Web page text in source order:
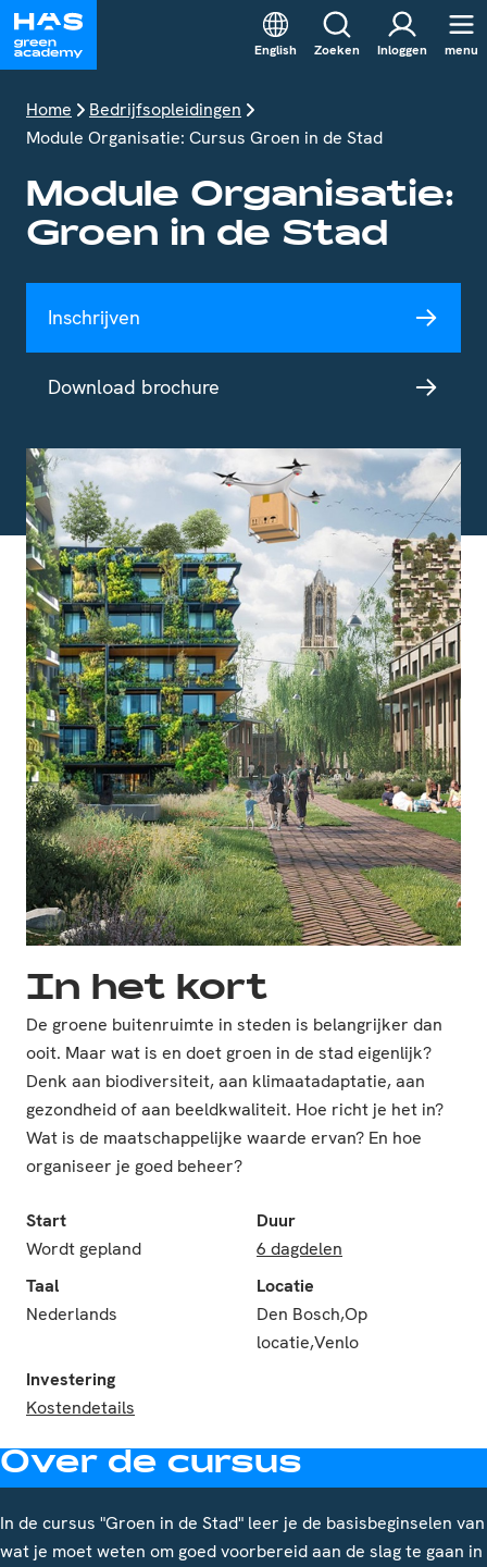
English Zoeken Inloggen menu
Home
Bedrijfsopleidingen
Module Organisatie: Cursus Groen in de Stad
Module Organisatie:
Groen in de Stad
Inschrijven
Download brochure
In het kort
De groene buitenruimte in steden is belangrijker dan
ooit. Maar wat is en doet groen in de stad eigenlijk?
Denk aan biodiversiteit, aan klimaatadaptatie, aan
gezondheid of aan beeldkwaliteit. Hoe richt je het in?
Wat is de maatschappelijke waarde ervan? En hoe
organiseer je goed beheer?
Start
Wordt gepland
Duur
6 dagdelen
Taal
Nederlands
Locatie
Den Bosch,Op
locatie,Venlo
Investering
Kostendetails
Over de cursus
In de cursus "Groen in de Stad" leer je de basisbeginselen van
wat je moet weten om goed voorbereid aan de slag te gaan in